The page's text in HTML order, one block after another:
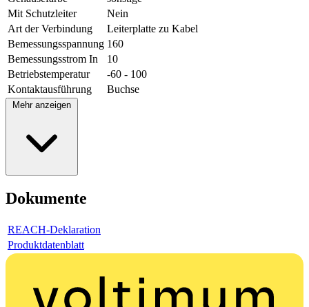
Mit Schutzleiter
Nein
Art der Verbindung
Leiterplatte zu Kabel
Bemessungsspannung 160
Bemessungsstrom In
10
Betriebstemperatur
-60 - 100
Kontaktausführung
Buchse
Mehr anzeigen
Dokumente
REACH-Deklaration
Produktdatenblatt